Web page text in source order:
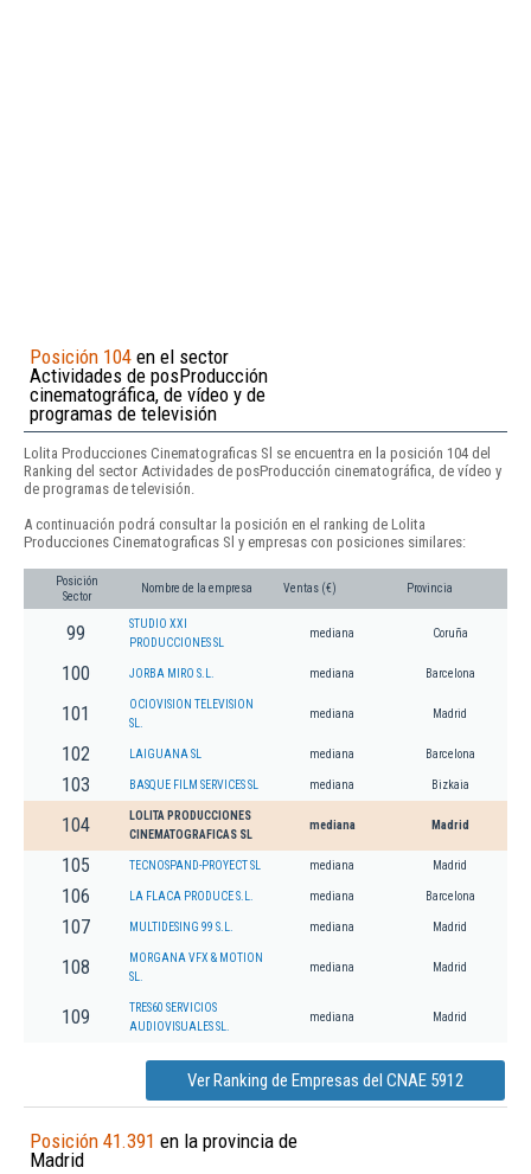
Posición 104 en el sector
Actividades de posProducción
cinematográfica, de vídeo y de
programas de televisión
Lolita Producciones Cinematograficas Sl se encuentra en la posición 104 del
Ranking del sector Actividades de posProducción cinematográfica, de vídeo y
de programas de televisión.
A continuación podrá consultar la posición en el ranking de Lolita
Producciones Cinematograficas Sl y empresas con posiciones similares:
Posición
Sector
Nombre de la empresa Ventas (€) Provincia
99
STUDIO XXI
PRODUCCIONES SL
mediana Coruña
100 JORBA MIRO S.L. mediana Barcelona
101
OCIOVISION TELEVISION
SL.
mediana Madrid
102 LAIGUANA SL mediana Barcelona
103 BASQUE FILM SERVICES SL mediana Bizkaia
104
LOLITA PRODUCCIONES
CINEMATOGRAFICAS SL
mediana Madrid
105 TECNOSPAND-PROYECT SL mediana Madrid
106 LA FLACA PRODUCE S.L. mediana Barcelona
107 MULTIDESING 99 S.L. mediana Madrid
108
MORGANA VFX & MOTION
SL.
mediana Madrid
109
TRES60 SERVICIOS
AUDIOVISUALES SL.
mediana Madrid
Ver Ranking de Empresas del CNAE 5912
Posición 41.391 en la provincia de
Madrid